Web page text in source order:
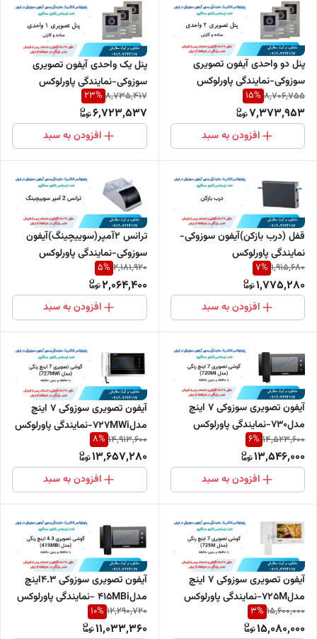
پنل دو واحدی آیفون تصویری
سوزوکی-نمایندگی پاورلوکس
8,706,755
15%
7,373,953
افزودن به سبد
پنل یک واحدی آیفون تصویری
سوزوکی-نمایندگی پاورلوکس
8,735,417
23%
6,723,537
افزودن به سبد
قفل (درب بازکن)آیفون سوزوکی-
نمایندگی پاورلوکس
1,915,680
7%
1,775,280
افزودن به سبد
ترانس 2آمپر(سوییچینگ)آیفون
سوزوکی-نمایندگی پاورلوکس
2,181,920
5%
2,064,400
افزودن به سبد
آیفون تصویری سوزوکی 7 اینچ
مدل730-نمایندگی پاورلوکس
14,523,600
6%
13,546,000
افزودن به سبد
آیفون تصویری سوزوکی 7 اینچ
مدل727MWi-نمایندگی پاورلوکس
14,913,600
8%
13,657,280
افزودن به سبد
آیفون تصویری سوزوکی 7 اینچ
مدل725M-نمایندگی پاورلوکس
15,600,000
3%
15,080,000
آیفون تصویری سوزوکی 4.3اینچ
مدل415MBi -نمایندگی پاورلوکس
12,290,720
10%
11,033,360